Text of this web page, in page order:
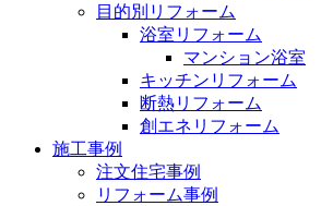
目的別リフォーム
浴室リフォーム
マンション浴室
キッチンリフォーム
断熱リフォーム
創エネリフォーム
施工事例
注文住宅事例
リフォーム事例